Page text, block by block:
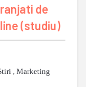
de
(studiu)
, Marketing